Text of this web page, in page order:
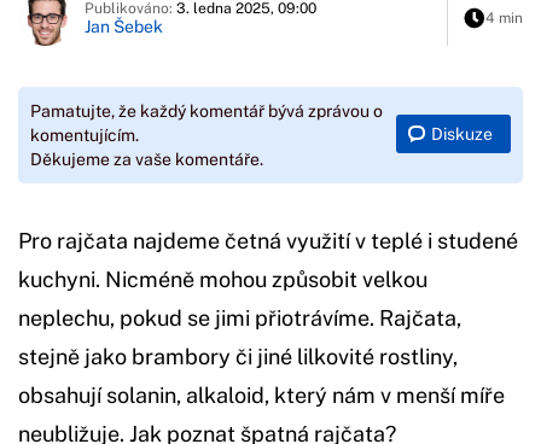
Publikováno: 3. ledna 2025, 09:00
Jan Šebek 4 min
Pamatujte, že každý komentář bývá zprávou o
komentujícím.
Děkujeme za vaše komentáře.
Diskuze
Pro rajčata najdeme četná využití v teplé i studené
kuchyni. Nicméně mohou způsobit velkou
neplechu, pokud se jimi přiotrávíme. Rajčata,
stejně jako brambory či jiné lilkovité rostliny,
obsahují solanin, alkaloid, který nám v menší míře
neubližuje. Jak poznat špatná rajčata?